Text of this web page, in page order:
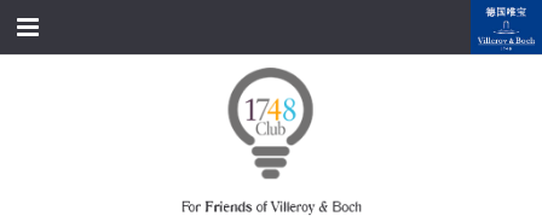
首页
经典产品